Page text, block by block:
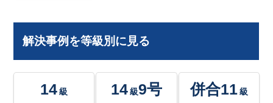
解決事例を等級別に見る
14 級 14級9号 併合11 級